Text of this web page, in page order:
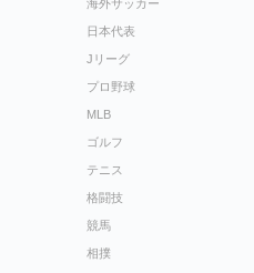
海外サッカー
日本代表
Jリーグ
プロ野球
MLB
ゴルフ
テニス
格闘技
競馬
相撲